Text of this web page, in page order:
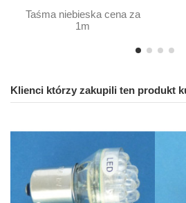
Taśma niebieska cena za
1m
Klienci którzy zakupili ten produkt